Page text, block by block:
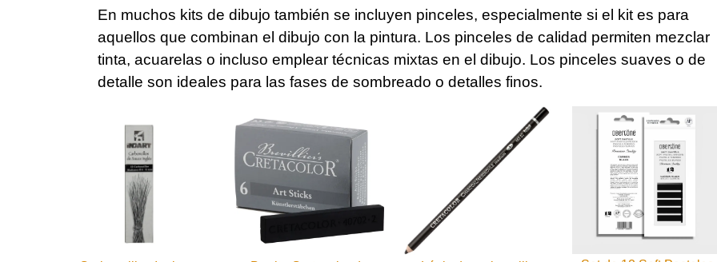
En muchos kits de dibujo también se incluyen pinceles, especialmente si el kit es para
aquellos que combinan el dibujo con la pintura. Los pinceles de calidad permiten mezclar
tinta, acuarelas o incluso emplear técnicas mixtas en el dibujo. Los pinceles suaves o de
detalle son ideales para las fases de sombreado o detalles finos.